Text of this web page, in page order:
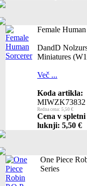
Female
DandD
Miniatures
Več ...
Koda artikla:
MIWZK73832
Redna cena: 5,50 €
Cena v
luknji: 5,50 €
One Piece
Series